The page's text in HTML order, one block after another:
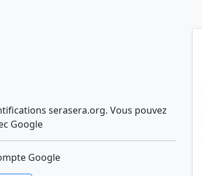
serasera.org. Vous pouvez
Google
Google